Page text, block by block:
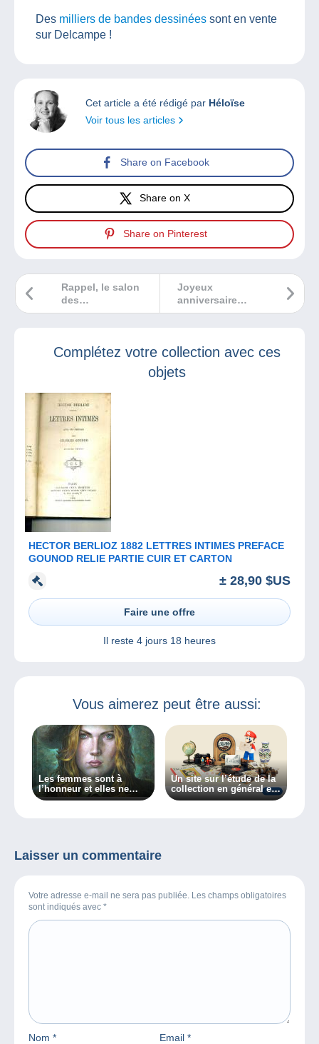
Des milliers de bandes dessinées sont en vente
sur Delcampe !
Cet article a été rédigé par Héloïse
Voir tous les articles
Share on Facebook
Share on X
Share on Pinterest
Joyeux
anniversaire
Penny Black !
Rappel, le salon
des
collectionneurs de
jours !
Complétez votre collection avec ces
objets
HECTOR BERLIOZ 1882 LETTRES INTIMES PREFACE
GOUNOD RELIE PARTIE CUIR ET CARTON
± 28,90 $US
Faire une offre
Il reste 4 jours 18 heures
Vous aimerez peut être aussi:
Les femmes sont à
l’honneur et elles ne
manquent pas de
Un site sur l’étude de la
collection en général et
des collectionneurs en
Laisser un commentaire
Votre adresse e-mail ne sera pas publiée. Les champs obligatoires
sont indiqués avec *
Nom * Email *